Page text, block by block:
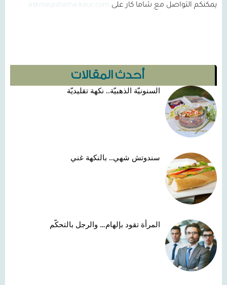
أحدث المقالات
السنونيّة الذهبيّة.. نكهة تقليديّة
سندوتش شهي.. بالنكهة غني
المرأة تقود بإلهام… والرجل بالتحكّم
يمكنكم التواصل مع شاما كار على askme@shama-kaur.com